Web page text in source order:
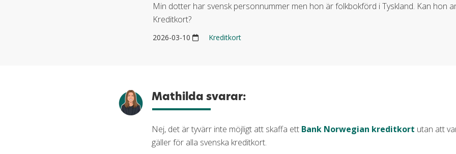
Min dotter har svensk personnummer men hon är folkbokförd i Tyskland. Kan hon
Kreditkort?
2026-03-10 Kreditkort
Mathilda svarar:
Nej, det är tyvärr inte möjligt att skaffa ett Bank Norwegian kreditkort utan att
gäller för alla svenska kreditkort.